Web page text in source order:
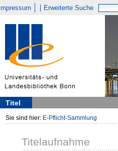
Impressum Erweiterte Suche
Titel
Sie sind hier: E-Pflicht-Sammlung
Titelaufnahme